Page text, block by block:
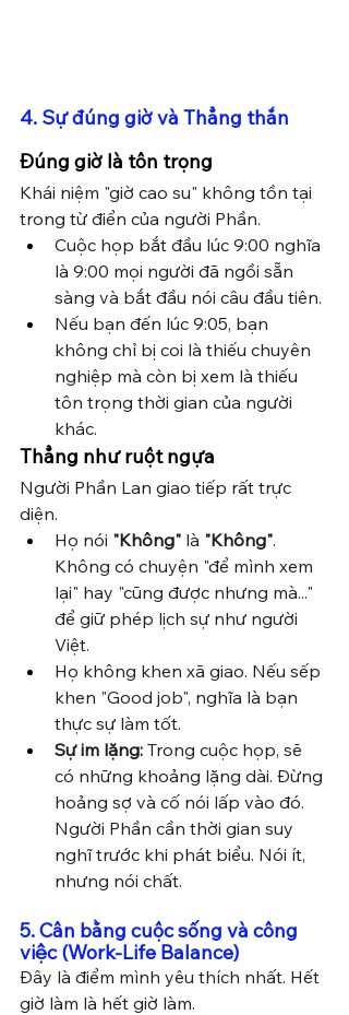
4. Sự đúng giờ và Thẳng thắn
Đúng giờ là tôn trọng
Khái niệm "giờ cao su" không tồn tại
trong từ điển của người Phần.
Cuộc họp bắt đầu lúc 9:00 nghĩa
là 9:00 mọi người đã ngồi sẵn
sàng và bắt đầu nói câu đầu tiên.
Nếu bạn đến lúc 9:05, bạn
không chỉ bị coi là thiếu chuyên
nghiệp mà còn bị xem là thiếu
tôn trọng thời gian của người
khác.
Thẳng như ruột ngựa
Người Phần Lan giao tiếp rất trực
diện.
Họ nói "Không" là "Không".
Không có chuyện "để mình xem
lại" hay "cũng được nhưng mà..."
để giữ phép lịch sự như người
Việt.
Họ không khen xã giao. Nếu sếp
khen "Good job", nghĩa là bạn
thực sự làm tốt.
Sự im lặng: Trong cuộc họp, sẽ
có những khoảng lặng dài. Đừng
hoảng sợ và cố nói lấp vào đó.
Người Phần cần thời gian suy
nghĩ trước khi phát biểu. Nói ít,
nhưng nói chất.
5. Cân bằng cuộc sống và công
việc (Work-Life Balance)
Đây là điểm mình yêu thích nhất. Hết
giờ làm là hết giờ làm.